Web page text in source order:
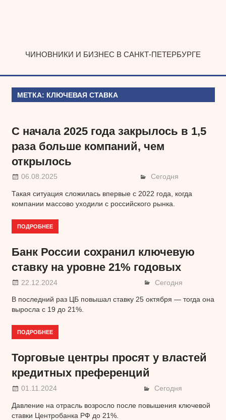
ЧИНОВНИКИ И БИЗНЕС В САНКТ-ПЕТЕРБУРГЕ
МЕТКА: КЛЮЧЕВАЯ СТАВКА
С начала 2025 года закрылось в 1,5
раза больше компаний, чем
открылось
06.08.2025 Сегодня
Такая ситуация сложилась впервые с 2022 года, когда
компании массово уходили с российского рынка.
ПОДРОБНЕЕ
Банк России сохранил ключевую
ставку на уровне 21% годовых
22.12.2024 Сегодня
В последний раз ЦБ повышал ставку 25 октября — тогда она
выросла с 19 до 21%.
ПОДРОБНЕЕ
Торговые центры просят у властей
кредитных преференций
01.11.2024 Сегодня
Давление на отрасль возросло после повышения ключевой
ставки Центробанка РФ до 21%.